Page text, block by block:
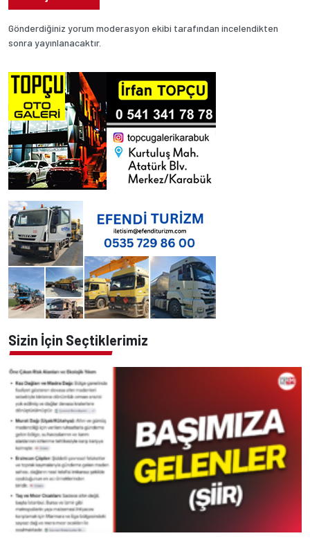
Gönderdiğiniz yorum moderasyon ekibi tarafından incelendikten
sonra yayınlanacaktır.
Sizin İçin Seçtiklerimiz